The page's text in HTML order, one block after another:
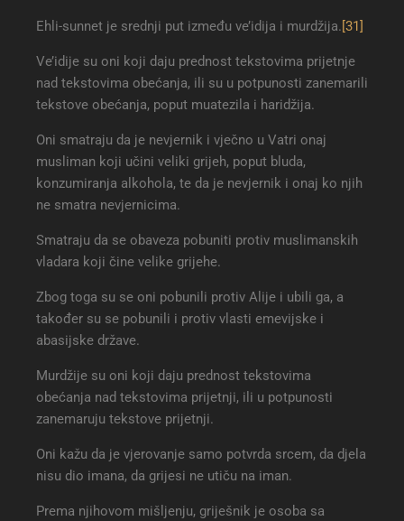
Ehli-sunnet je srednji put između ve’idija i murdžija.[31]
Ve’idije su oni koji daju prednost tekstovima prijetnje
nad tekstovima obećanja, ili su u potpunosti zanemarili
tekstove obećanja, poput muatezila i haridžija.
Oni smatraju da je nevjernik i vječno u Vatri onaj
musliman koji učini veliki grijeh, poput bluda,
konzumiranja alkohola, te da je nevjernik i onaj ko njih
ne smatra nevjernicima.
Smatraju da se obaveza pobuniti protiv muslimanskih
vladara koji čine velike grijehe.
Zbog toga su se oni pobunili protiv Alije i ubili ga, a
također su se pobunili i protiv vlasti emevijske i
abasijske države.
Murdžije su oni koji daju prednost tekstovima
obećanja nad tekstovima prijetnji, ili u potpunosti
zanemaruju tekstove prijetnji.
Oni kažu da je vjerovanje samo potvrda srcem, da djela
nisu dio imana, da grijesi ne utiču na iman.
Prema njihovom mišljenju, griješnik je osoba sa